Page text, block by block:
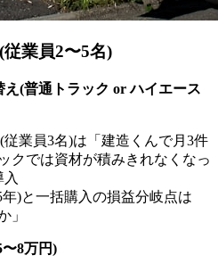
業員2〜5名)
(普通トラック or ハイエース
業員3名)は「建造くんで月3件
クでは資材が積みきれなくなっ
)と一括購入の損益分岐点は
」
8万円)